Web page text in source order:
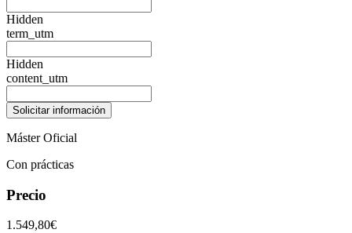
Hidden
term_utm
Hidden
content_utm
Máster Oficial
Con prácticas
Precio
1.549,80€